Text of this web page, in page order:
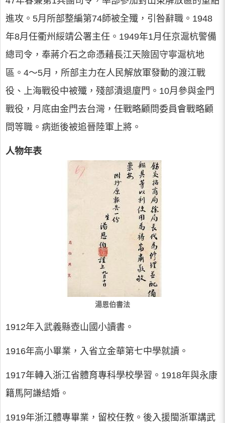
進攻。5月所部整編第74師被全殲，引咎辭職。1948
年8月任衢州綏靖公署主任。1949年1月任京滬杭警備
總司令，奉蔣介石之命憑藉長江天險固守寧滬杭地
區。4～5月，所部主力在人民解放軍發動的渡江戰
役、上海戰役中被殲，殘部潰退廈門。10月參與金門
戰役，月底由金門去台灣，任戰略顧問委員會戰略顧
問等職。病逝後被追晉陸軍上將。
人物年表
湯恩伯書法
1912年入武義縣壺山國小讀書。
1916年高小畢業，入省立金華第七中學就讀。
1917年轉入浙江省體育專科學校學習。1918年與永康
籍馬阿謙結婚。
1919年浙江體專畢業，留校任教。後入援閩浙軍講武